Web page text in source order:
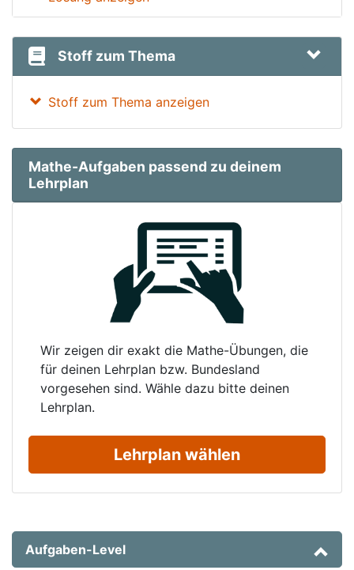
Stoff zum Thema
Stoff zum Thema anzeigen
Mathe-Aufgaben passend zu deinem
Lehrplan
Wir zeigen dir exakt die Mathe-Übungen, die
für deinen Lehrplan bzw. Bundesland
vorgesehen sind. Wähle dazu bitte deinen
Lehrplan.
Lehrplan wählen
Aufgaben-Level